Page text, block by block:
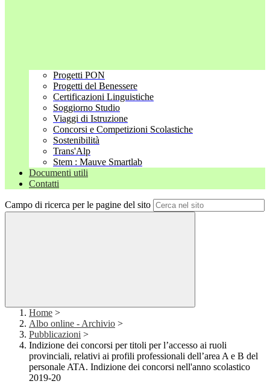
Progetti PON
Progetti del Benessere
Certificazioni Linguistiche
Soggiorno Studio
Viaggi di Istruzione
Concorsi e Competizioni Scolastiche
Sostenibilità
Trans'Alp
Stem : Mauve Smartlab
Documenti utili
Contatti
Campo di ricerca per le pagine del sito
Home >
Albo online - Archivio >
Pubblicazioni >
Indizione dei concorsi per titoli per l’accesso ai ruoli
provinciali, relativi ai profili professionali dell’area A e B del
personale ATA. Indizione dei concorsi nell'anno scolastico
2019-20